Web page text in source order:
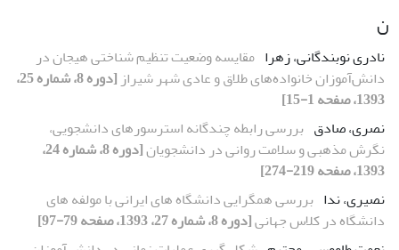
ن
نادری نوبندگانی، زهرا مقایسه وضعیت تنظیم شناختی هیجان در
دانش‌آموزان خانواده‌های طلاق و عادی شهر شیراز
[دوره 8، شماره 25،
1393، صفحه 1-15]
نصری، صادق بررسی رابطه چندگانه استرسورهای دانشجویی،
نگرش مذهبی و سلامت روانی در دانشجویان
[دوره 8، شماره 24،
1393، صفحه 219-274]
نصیری، ندا بررسی همگرایی دانشگاه های ایرانی با مولفه های
دانشگاه در کلاس جهانی[دوره 8، شماره 27، 1393، صفحه 79-97]